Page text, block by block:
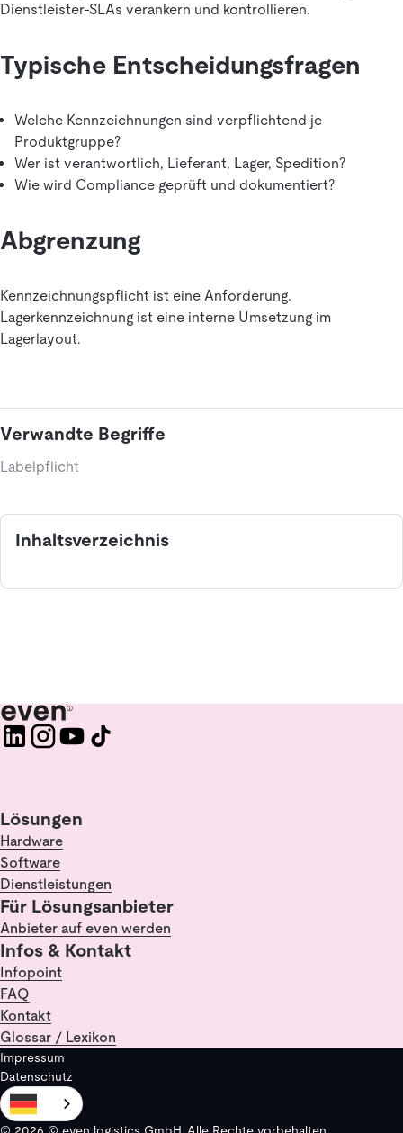
Dienstleister-SLAs verankern und kontrollieren.
Typische Entscheidungsfragen
Welche Kennzeichnungen sind verpflichtend je
Produktgruppe?
Wer ist verantwortlich, Lieferant, Lager, Spedition?
Wie wird Compliance geprüft und dokumentiert?
Abgrenzung
Kennzeichnungspflicht ist eine Anforderung.
Lagerkennzeichnung ist eine interne Umsetzung im
Lagerlayout.
Verwandte Begriffe
Labelpflicht
Inhaltsverzeichnis
Lösungen
Hardware
Software
Dienstleistungen
Für Lösungsanbieter
Anbieter auf even werden
Infos & Kontakt
Infopoint
FAQ
Kontakt
Glossar / Lexikon
Impressum
Datenschutz